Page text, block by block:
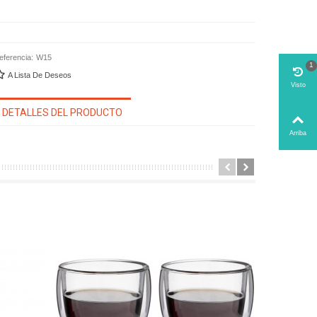
W15
A Lista De Deseos
DETALLES DEL PRODUCTO
Visto
1
Arriba